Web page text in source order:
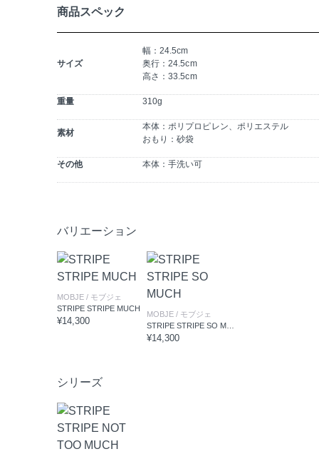
商品スペック
サイズ
幅：24.5cm
奥行：24.5cm
高さ：33.5cm
重量 310g
素材
本体：ポリプロピレン、ポリエステル
おもり：砂袋
その他 本体：手洗い可
バリエーション
MOBJE / モブジェ
STRIPE STRIPE MUCH
¥14,300
MOBJE / モブジェ
¥14,300
シリーズ